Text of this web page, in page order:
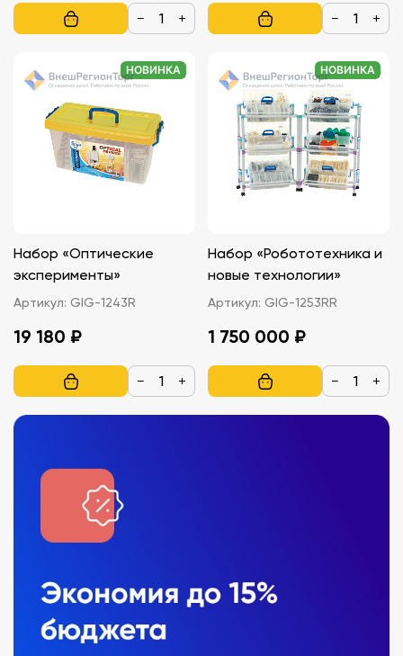
− + − +
НОВИНКА
Набор «Оптические
эксперименты»
Артикул: GIG-1243R
19 180 ₽
− +
НОВИНКА
Набор «Робототехника и
новые технологии»
Артикул: GIG-1253RR
1 750 000 ₽
− +